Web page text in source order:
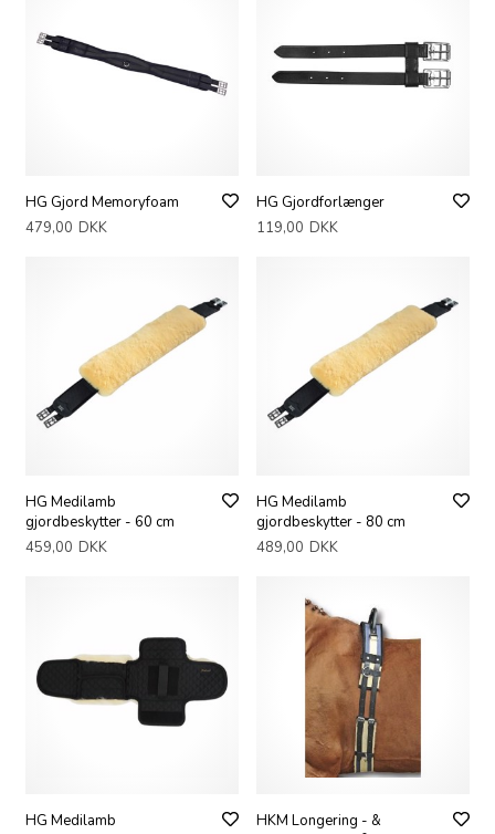
HG Gjord Memoryfoam
479,00 DKK
HG Gjordforlænger
119,00 DKK
HG Medilamb
gjordbeskytter - 60 cm
459,00 DKK
HG Medilamb
gjordbeskytter - 80 cm
489,00 DKK
HG Medilamb
HKM Longering - &